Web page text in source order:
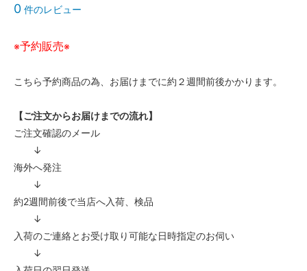
0 件のレビュー
※予約販売※
こちら予約商品の為、お届けまでに約２週間前後かかります。
【ご注文からお届けまでの流れ】
ご注文確認のメール
↓
海外へ発注
↓
約2週間前後で当店へ入荷、検品
↓
入荷のご連絡とお受け取り可能な日時指定のお伺い
↓